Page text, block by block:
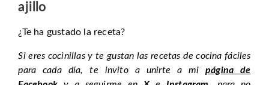
ajillo
¿Te ha gustado la receta?
Si eres cocinillas y te gustan las recetas de cocina fáciles
para cada día, te invito a unirte a mipágina de